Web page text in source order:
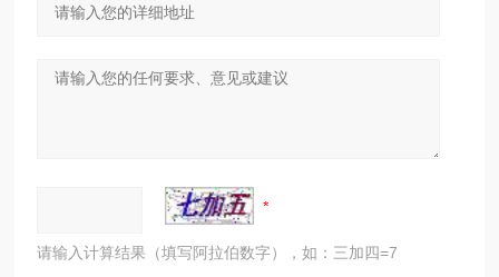
请输入计算结果（填写阿拉伯数字），如：三加四=7